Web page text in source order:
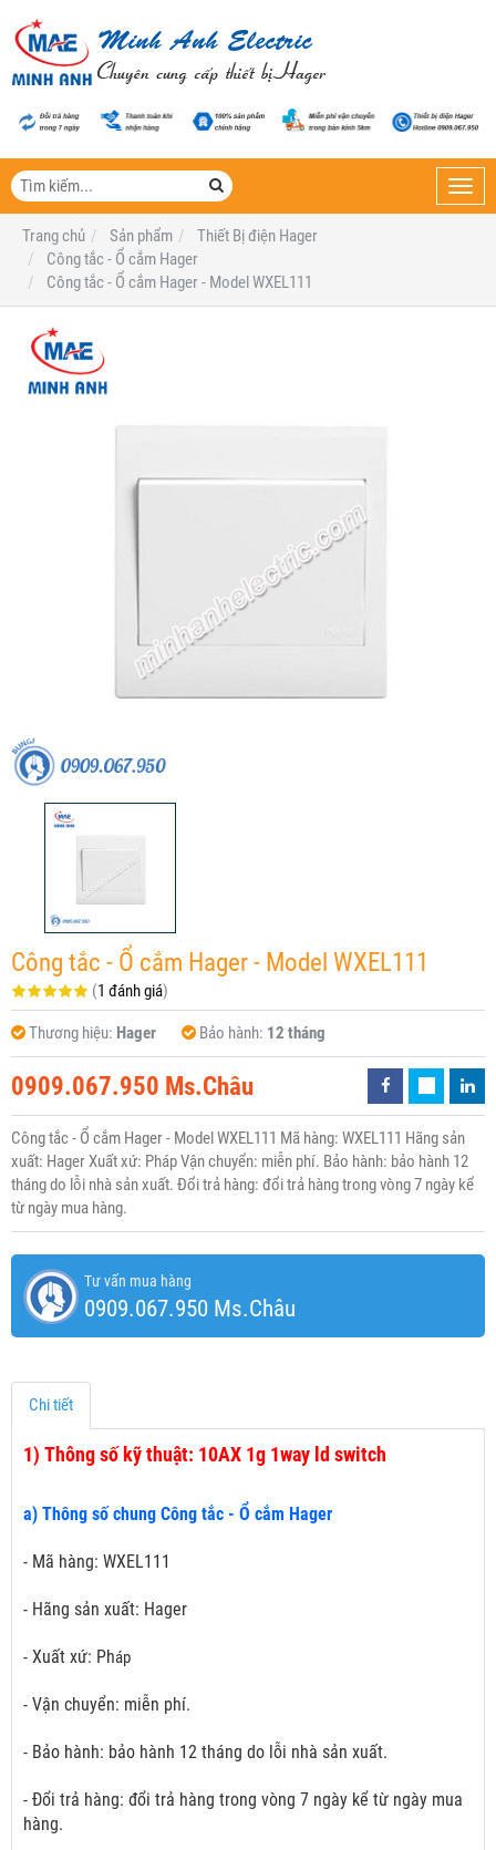
Trang chủ
Sản phẩm
Thiết Bị điện Hager
Công tắc - Ổ cắm Hager
Công tắc - Ổ cắm Hager - Model WXEL111
Công tắc - Ổ cắm Hager - Model WXEL111
(1 đánh giá)
Thương hiệu: Hager Bảo hành: 12 tháng
0909.067.950 Ms.Châu
Công tắc - Ổ cắm Hager - Model WXEL111 Mã hàng: WXEL111 Hãng sản
xuất: Hager Xuất xứ: Pháp Vận chuyển: miễn phí. Bảo hành: bảo hành 12
tháng do lỗi nhà sản xuất. Đổi trả hàng: đổi trả hàng trong vòng 7 ngày kể
từ ngày mua hàng.
Tư vấn mua hàng
0909.067.950 Ms.Châu
Chi tiết
1) Thông số kỹ thuật: 10AX 1g 1way ld switch
a) Thông số chung Công tắc - Ổ cắm Hager
- Mã hàng: WXEL111
- Hãng sản xuất: Hager
- Xuất xứ: Pháp
- Vận chuyển: miễn phí.
- Bảo hành: bảo hành 12 tháng do lỗi nhà sản xuất.
- Đổi trả hàng: đổi trả hàng trong vòng 7 ngày kể từ ngày mua
hàng.